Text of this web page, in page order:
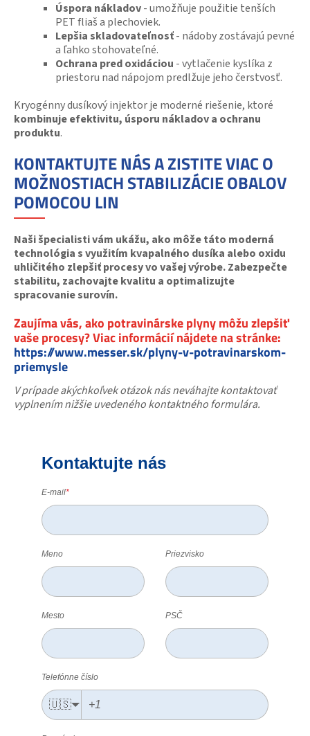
Úspora nákladov- umožňuje použitie tenších
PET fliaš a plechoviek.
Lepšia skladovateľnosť- nádoby zostávajú pevné
a ľahko stohovateľné.
Ochrana pred oxidáciou - vytlačenie kyslíka z
priestoru nad nápojom predlžuje jeho čerstvosť.
Kryogénny dusíkový injektor je moderné riešenie, ktoré
kombinuje efektivitu, úsporu nákladov a ochranu
produktu.
KONTAKTUJTE NÁS A ZISTITE VIAC O
MOŽNOSTIACH STABILIZÁCIE OBALOV
POMOCOU LIN
Naši špecialisti vám ukážu, ako môže táto moderná
technológia s využitím kvapalného dusíka alebo oxidu
uhličitého zlepšiť procesy vo vašej výrobe. Zabezpečte
stabilitu, zachovajte kvalitu a optimalizujte
spracovanie surovín.
Zaujíma vás, ako potravinárske plyny môžu zlepšiť
vaše procesy? Viac informácií nájdete na stránke:
https://www.messer.sk/plyny-v-potravinarskom-
priemysle
V prípade akýchkoľvek otázok nás neváhajte kontaktovať
vyplnením nižšie uvedeného kontaktného formulára.
Kontaktujte nás
E-mail*
Meno Priezvisko
Mesto PSČ
Telefónne číslo
🇺🇸